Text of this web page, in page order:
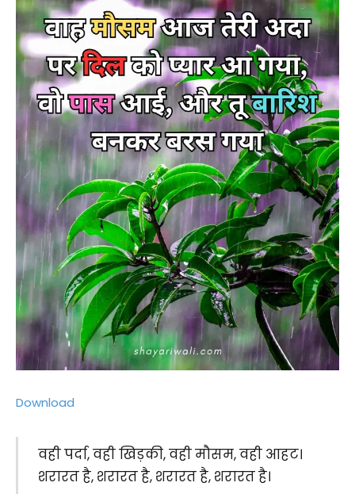
Download
वही पर्दा, वही खिड़की, वही मौसम, वही आहट।
शरारत है, शरारत है, शरारत है, शरारत है।